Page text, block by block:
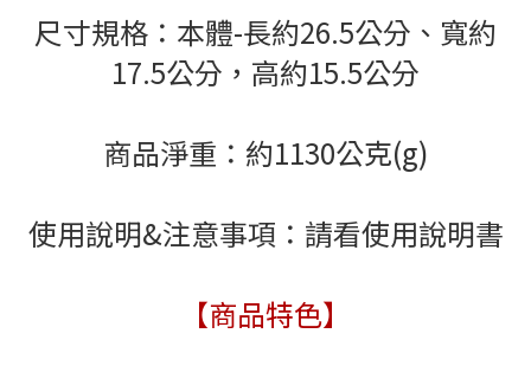
尺寸規格： 本體-長約26.5公分、寬約
17.5公分，高約15.5公分
商品淨重：約1130公克(g)
使用說明&注意事項：請看使用說明書
【商品特色】